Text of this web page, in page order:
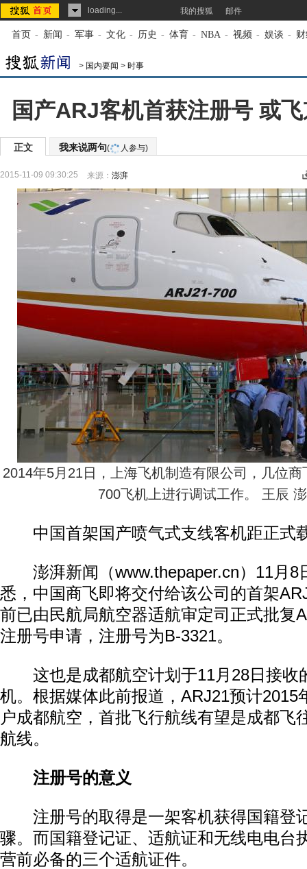
loading... 我的搜狐 邮件
首页 - 新闻 - 军事 - 文化 - 历史 - 体育 - NBA - 视频 - 娱谈 -
> 国内要闻 > 时事
国产ARJ客机首获注册号 或
正文 我来说两句( 人参与)
2015-11-09 09:30:25 来源： 澎湃
2014年5月21日，上海飞机制造有限公司，几位
700飞机上进行调试工作。 王辰
中国首架国产喷气式支线客机距正式
澎湃新闻（www.thepaper.cn）11月8
悉，中国商飞即将交付给该公司的首架
前已由民航局航空器适航审定司正式批复
注册号申请，注册号为B-3321。
这也是成都航空计划于11月28日接收
机。根据媒体此前报道，ARJ21预计2015
户成都航空，首批飞行航线有望是成都飞
航线。
注册号的意义
注册号的取得是一架客机获得国籍登
骤。而国籍登记证、适航证和无线电电台
营前必备的三个适航证件。